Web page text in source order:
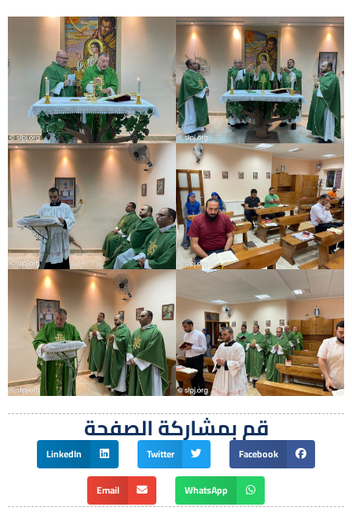
قم بمشاركة الصفحة
Facebook
Twitter
LinkedIn
WhatsApp
Email